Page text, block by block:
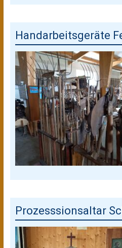
Handarbeitsgeräte
Prozesssionsaltar